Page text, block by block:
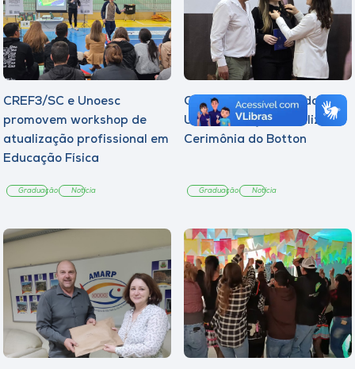
CREF3/SC e Unoesc
promovem workshop de
atualização profissional em
Educação Física
Graduação Notícia
Curso de Psicologia da
Unoesc Joaçaba realiza 2ª
Cerimônia do Botton
Graduação Notícia